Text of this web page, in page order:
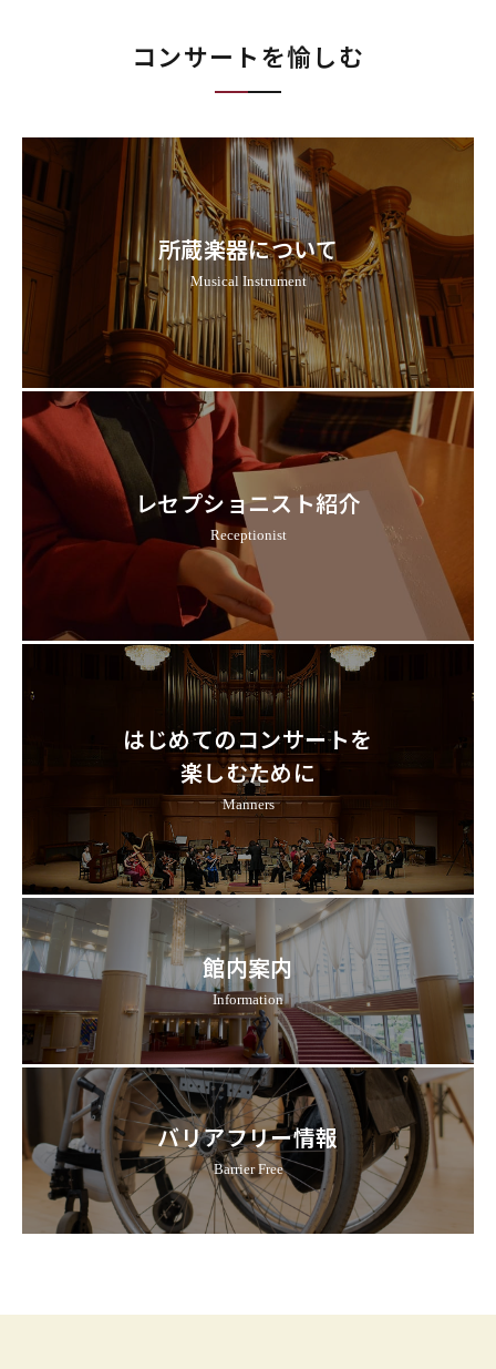
コンサートを愉しむ
所蔵楽器について
Musical Instrument
レセプショニスト紹介
Receptionist
はじめてのコンサートを
楽しむために
Manners
館内案内
Information
バリアフリー情報
Barrier Free